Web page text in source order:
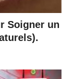
Soigner un